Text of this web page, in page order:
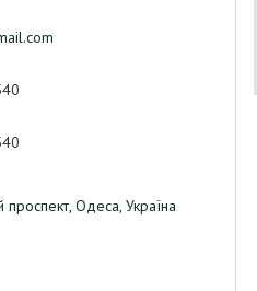
проспект, Одеса, Україна